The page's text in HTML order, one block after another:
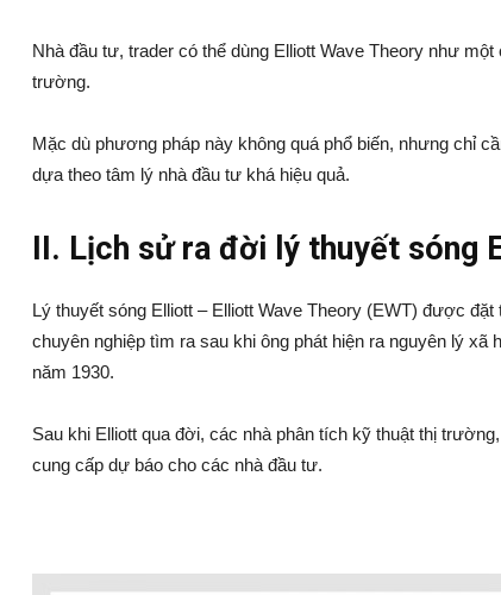
Nhà đầu tư, trader có thể dùng Elliott Wave Theory như
trường.
Mặc dù phương pháp này không quá phổ biến, nhưng chỉ
dựa theo tâm lý nhà đầu tư khá hiệu quả.
II. Lịch sử ra đời lý thuyết
Lý thuyết sóng Elliott – Elliott Wave Theory (EWT) được
chuyên nghiệp tìm ra sau khi ông phát hiện ra nguyên lý
năm 1930.
Sau khi Elliott qua đời, các nhà phân tích kỹ thuật thị
cung cấp dự báo cho các nhà đầu tư.